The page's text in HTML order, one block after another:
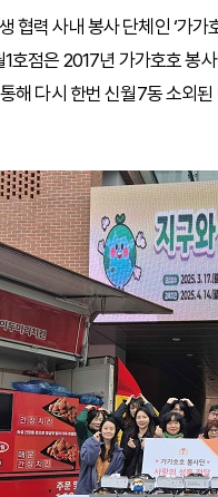
협력 사내 봉사 단체인 ‘가
호점은 2017년 가가호호 봉
해 다시 한번 신월7동 소외